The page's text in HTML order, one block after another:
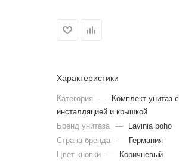
Характеристики
Категория —
Комплект унитаз с
инсталляцией и крышкой
Бренд унитаза —
Lavinia boho
Страна бренда —
Германия
Цвет кнопки —
Коричневый